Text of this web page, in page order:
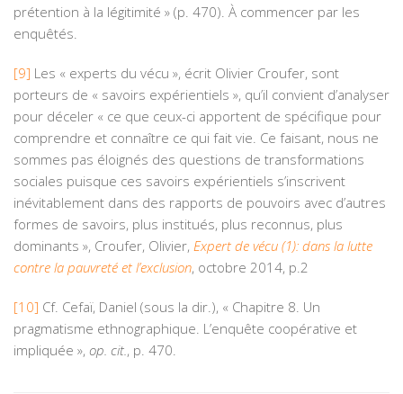
prétention à la légitimité » (p. 470). À commencer par les
enquêtés.
[9] Les « experts du vécu », écrit Olivier Croufer, sont
porteurs de « savoirs expérientiels », qu’il convient d’analyser
pour déceler « ce que ceux-ci apportent de spécifique pour
comprendre et connaître ce qui fait vie. Ce faisant, nous ne
sommes pas éloignés des questions de transformations
sociales puisque ces savoirs expérientiels s’inscrivent
inévitablement dans des rapports de pouvoirs avec d’autres
formes de savoirs, plus institués, plus reconnus, plus
dominants », Croufer, Olivier, Expert de vécu (1): dans la lutte
contre la pauvreté et l’exclusion, octobre 2014, p.2
[10] Cf. Cefaï, Daniel (sous la dir.), « Chapitre 8. Un
pragmatisme ethnographique. L’enquête coopérative et
impliquée », op. cit., p. 470.